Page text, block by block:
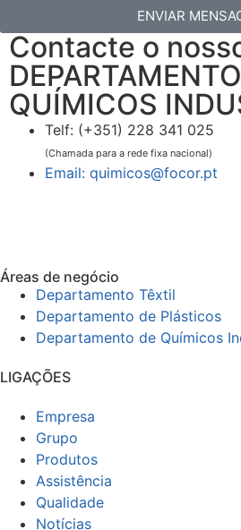
ENVIAR
Contacte o
DEPARTAMENTO
QUÍMICOS
Telf: (+351) 228 341 025
(Chamada para a rede fixa nacional)
Email: quimicos@focor.pt
Áreas de negócio
Departamento Têxtil
Departamento de Plásticos
Departamento de Químicos
LIGAÇÕES
Empresa
Grupo
Produtos
Assistência
Qualidade
Notícias